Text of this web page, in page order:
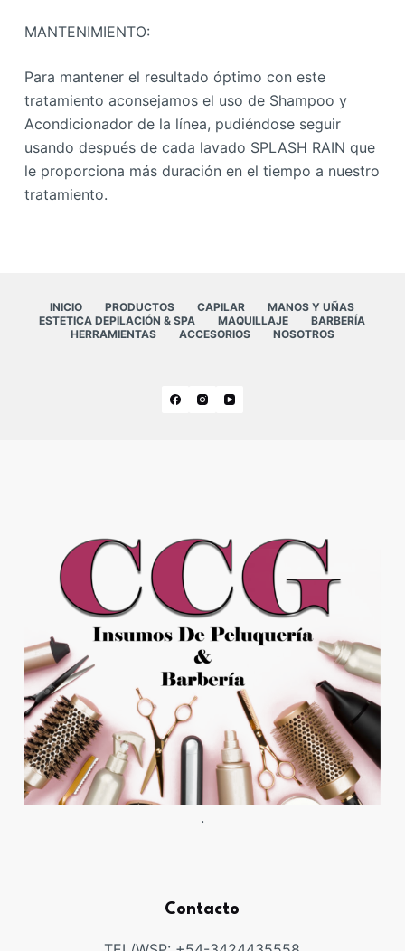
MANTENIMIENTO:
Para mantener el resultado óptimo con este
tratamiento aconsejamos el uso de Shampoo y
Acondicionador de la línea, pudiéndose seguir
usando después de cada lavado SPLASH RAIN que
le proporciona más duración en el tiempo a nuestro
tratamiento.
INICIO PRODUCTOS CAPILAR
MANOS Y UÑAS
ESTETICA DEPILACIÓN & SPA
MAQUILLAJE
BARBERÍA
HERRAMIENTAS
ACCESORIOS NOSOTROS
.
Contacto